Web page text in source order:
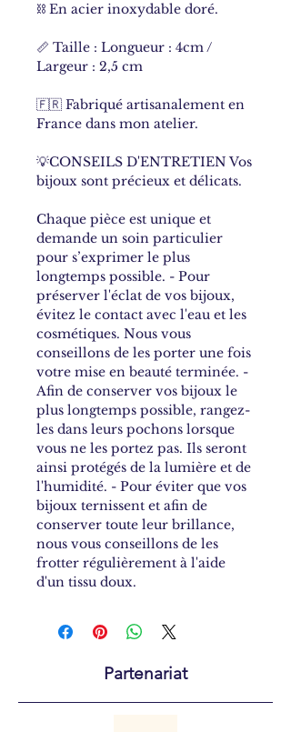
⛓ En acier inoxydable doré.
📏 Taille : Longueur : 4cm /
Largeur : 2,5 cm
🇫🇷 Fabriqué artisanalement en
France dans mon atelier.
💡CONSEILS D'ENTRETIEN Vos
bijoux sont précieux et délicats.
Chaque pièce est unique et
demande un soin particulier
pour s’exprimer le plus
longtemps possible. - Pour
préserver l'éclat de vos bijoux,
évitez le contact avec l'eau et les
cosmétiques. Nous vous
conseillons de les porter une fois
votre mise en beauté terminée. -
Afin de conserver vos bijoux le
plus longtemps possible, rangez-
les dans leurs pochons lorsque
vous ne les portez pas. Ils seront
ainsi protégés de la lumière et de
l'humidité. - Pour éviter que vos
bijoux ternissent et afin de
conserver toute leur brillance,
nous vous conseillons de les
frotter régulièrement à l'aide
d'un tissu doux.
Partenariat